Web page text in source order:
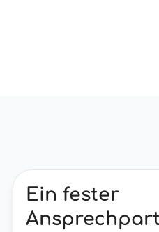
Ein fester